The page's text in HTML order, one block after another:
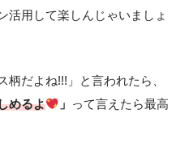
活用して楽しんじゃいましょ
柄だよね!!!」と言われたら、
めるよ 」 って言えたら最高